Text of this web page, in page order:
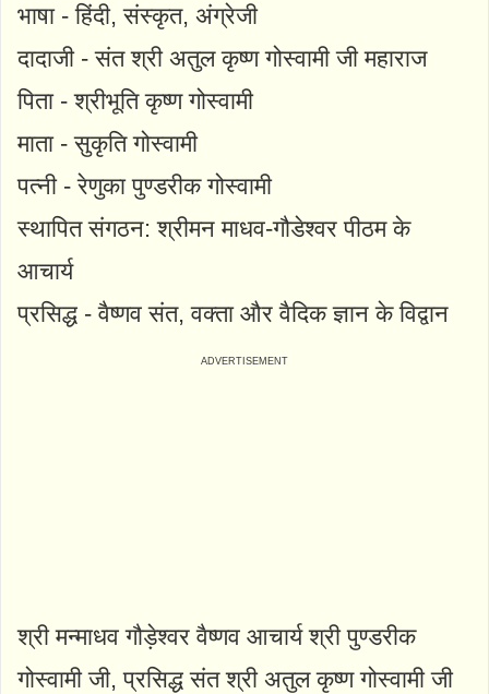
भाषा - हिंदी, संस्कृत, अंग्रेजी
दादाजी - संत श्री अतुल कृष्ण गोस्वामी जी महाराज
पिता - श्रीभूति कृष्ण गोस्वामी
माता - सुकृति गोस्वामी
पत्नी - रेणुका पुण्डरीक गोस्वामी
स्थापित संगठन: श्रीमन माधव-गौडेश्वर पीठम के
आचार्य
प्रसिद्ध - वैष्णव संत, वक्ता और वैदिक ज्ञान के विद्वान
श्री मन्माधव गौड़ेश्वर वैष्णव आचार्य श्री पुण्डरीक
गोस्वामी जी, प्रसिद्ध संत श्री अतुल कृष्ण गोस्वामी जी